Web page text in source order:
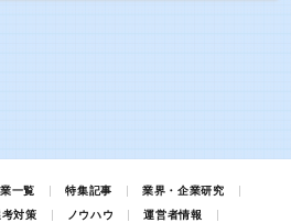
一覧 特集記事
業界・企業研究
対策 ノウハウ
運営者情報